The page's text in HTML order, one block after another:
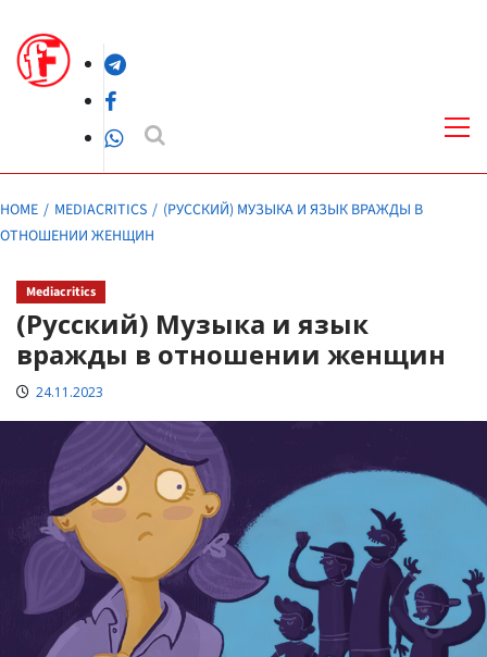
content
Telegram
Facebook
WhatsApp
HOME MEDIACRITICS
(РУССКИЙ) МУЗЫКА И ЯЗЫК ВРАЖДЫ В
ОТНОШЕНИИ ЖЕНЩИН
Mediacritics
(Русский) Музыка и язык
вражды в отношении женщин
24.11.2023